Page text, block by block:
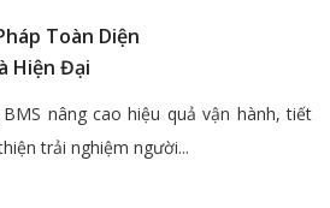
Toàn Diện
Hiện Đại
nâng cao hiệu quả vận hành, tiết
trải nghiệm người...